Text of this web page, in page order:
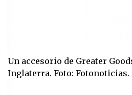
Un accesorio de Greater
Inglaterra. Foto: Fotonoticias.